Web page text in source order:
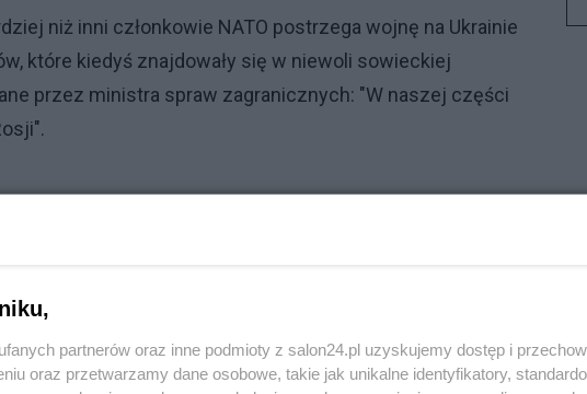
niż inni członkowie NATO postrzega wojnę na Ukrainie
które kiedyś znajdowały się w niewoli sowieckiej
przez ministra spraw zagranicznych: "W naszej części
Polską a Węgrami, pomimo że oba te kraje są w
Zwraca uwagę, że podczas gdy premier Węgier Viktor
NATO za dostarczanie coraz większej ilości broni,
partnerów oraz inne podmioty z salon24.pl uzyskujemy dostęp i
oraz przetwarzamy dane osobowe, takie jak unikalne identyfikatory,